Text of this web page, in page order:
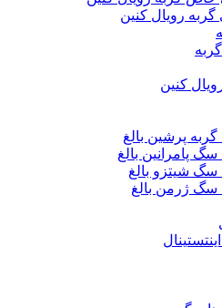
گربه رویال کنین
کنین
پرشین بالغ
پامرانین بالغ
شیتزو بالغ
ژرمن بالغ